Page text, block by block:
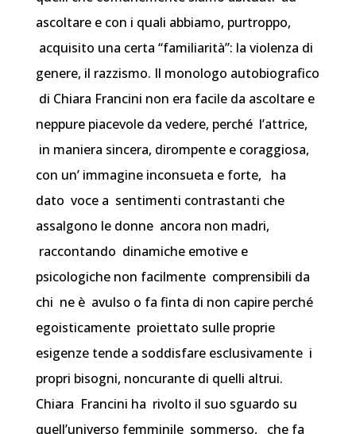
ascoltare e con i quali abbiamo, purtroppo,
acquisito una certa “familiarità”: la violenza di
genere, il razzismo. Il monologo autobiografico
di Chiara Francini non era facile da ascoltare e
neppure piacevole da vedere, perché l’attrice,
in maniera sincera, dirompente e coraggiosa,
con un’ immagine inconsueta e forte, ha
dato voce a sentimenti contrastanti che
assalgono le donne ancora non madri,
raccontando dinamiche emotive e
psicologiche non facilmente comprensibili da
chi ne è avulso o fa finta di non capire perché
egoisticamente proiettato sulle proprie
esigenze tende a soddisfare esclusivamente i
propri bisogni, noncurante di quelli altrui.
Chiara Francini ha rivolto il suo sguardo su
quell’universo femminile sommerso, che fa